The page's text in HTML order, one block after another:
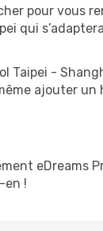
pour vous
qui
Taipei -
ajouter un
eDreams
en !